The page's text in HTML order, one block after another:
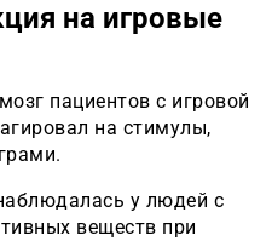
на игровые
мозг пациентов с игровой
на стимулы,
у людей с
веществ при